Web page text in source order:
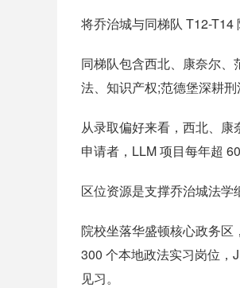
将乔治城与同梯队 T12-T14
同梯队包含西北、康奈尔
法、知识产权;范德堡深耕
从录取偏好来看，西北、
申请者，LLM 项目每年超
区位资源是支撑乔治城法学
院校坐落华盛顿核心政务区
300 个本地政法实习岗位，
见习。